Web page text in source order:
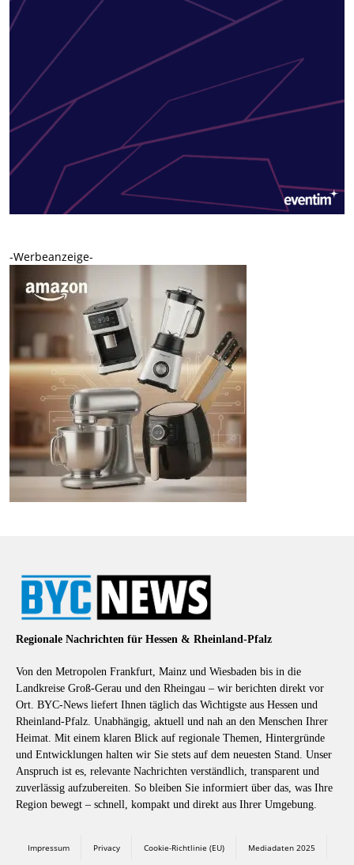
-Werbeanzeige-
Regionale Nachrichten für Hessen & Rheinland-Pfalz
Von den Metropolen Frankfurt, Mainz und Wiesbaden bis in die
Landkreise Groß-Gerau und den Rheingau – wir berichten direkt vor
Ort. BYC-News liefert Ihnen täglich das Wichtigste aus Hessen und
Rheinland-Pfalz. Unabhängig, aktuell und nah an den Menschen Ihrer
Heimat. Mit einem klaren Blick auf regionale Themen, Hintergründe
und Entwicklungen halten wir Sie stets auf dem neuesten Stand. Unser
Anspruch ist es, relevante Nachrichten verständlich, transparent und
zuverlässig aufzubereiten. So bleiben Sie informiert über das, was Ihre
Region bewegt – schnell, kompakt und direkt aus Ihrer Umgebung.
Impressum Privacy Cookie-Richtlinie (EU) Mediadaten 2025